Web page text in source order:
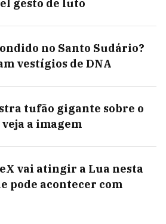
gesto de luto
no Santo Sudário?
vestígios de DNA
tufão gigante sobre o
a imagem
vai atingir a Lua nesta
pode acontecer com